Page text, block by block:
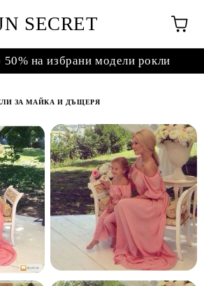
SECRET
на избрани модели рокли
ЗА МАЙКА И ДЪЩЕРЯ